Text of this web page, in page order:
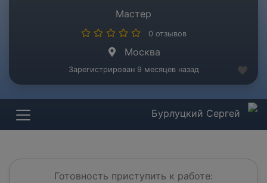
Мастер
0 отзывов
Москва
Зарегистрирован 9 месяцев назад
Бурлуцкий Сергей
Готовность приступить к работе: